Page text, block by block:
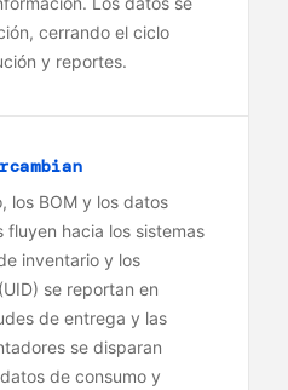
cerrando el ciclo
y reportes.
los BOM y los datos
fluyen hacia los sistemas
inventario y los
se reportan en
de entrega y las
se disparan
de consumo y